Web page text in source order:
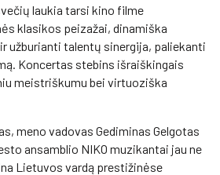
laukia tarsi kino filme
klasikos peizažai, dinamiška
užburianti talentų sinergija, paliekanti
Koncertas stebins išraiškingais
meistriškumu bei virtuoziška
meno vadovas Gediminas Gelgotas
ansamblio NIKO muzikantai jau ne
Lietuvos vardą prestižinėse